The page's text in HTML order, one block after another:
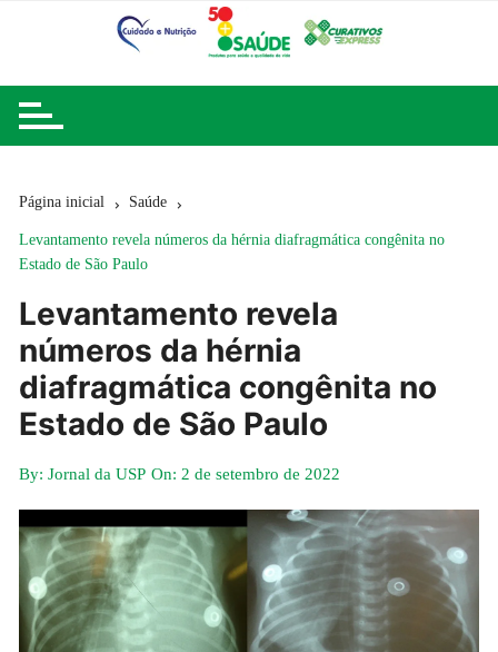
Página inicial Saúde
Levantamento revela números da hérnia diafragmática congênita no
Estado de São Paulo
Levantamento revela
números da hérnia
diafragmática congênita no
Estado de São Paulo
By: Jornal da USP On:2 de setembro de 2022